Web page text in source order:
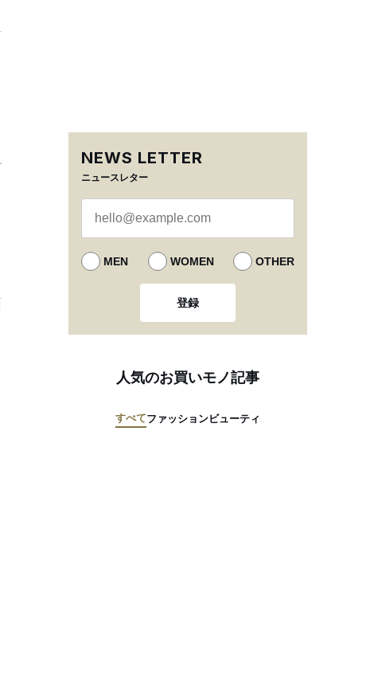
NEWS LETTER
ニュースレター
MEN WOMEN OTHER
登録
人気のお買いモノ記事
すべてファッションビューティ